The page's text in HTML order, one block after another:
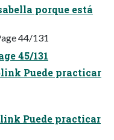
porque está
44/131
45/131
Puede practicar
Puede practicar